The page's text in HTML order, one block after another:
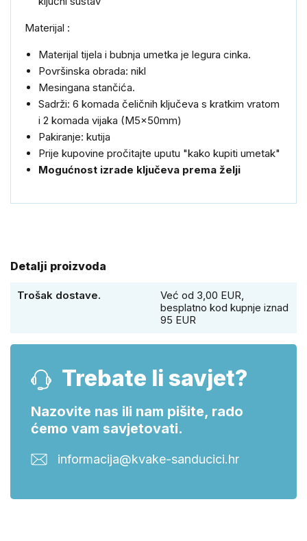
Materijal :
Materijal tijela i bubnja umetka je legura cinka.
Površinska obrada: nikl
Mesingana stančića.
Sadrži: 6 komada čeličnih ključeva s kratkim vratom
i 2 komada vijaka (M5x50mm)
Pakiranje: kutija
Prije kupovine pročitajte uputu "kako kupiti umetak"
Mogućnost izrade ključeva prema želji
Detalji proizvoda
Trošak dostave.
Već od 3,00 EUR,
besplatno kod kupnje iznad
95 EUR
Trebate li savjet?
Nazovite nas ili nam pišite, rado
ćemo vam savjetovati.
informacija@kvake-sanducici.hr